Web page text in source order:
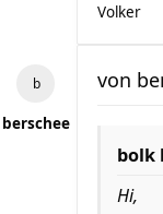
Volker
berschee
von
bolk
Hi,